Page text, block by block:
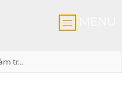
Thảm trải sàn Wind Chill Grey